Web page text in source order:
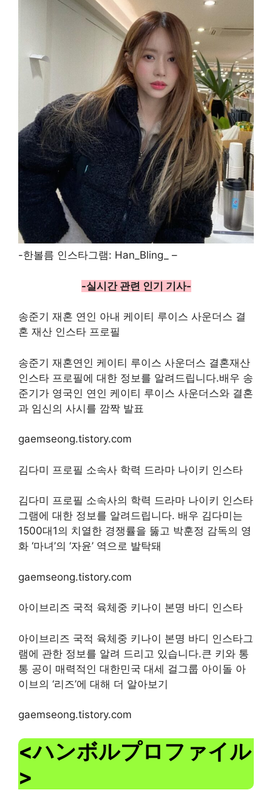
-한볼름 인스타그램: Han_Bling_ –
-실시간 관련 인기 기사-
송준기 재혼 연인 아내 케이티 루이스 사운더스 결
혼 재산 인스타 프로필
송준기 재혼연인 케이티 루이스 사운더스 결혼재산
인스타 프로필에 대한 정보를 알려드립니다.배우 송
준기가 영국인 연인 케이티 루이스 사운더스와 결혼
과 임신의 사시를 깜짝 발표
gaemseong.tistory.com
김다미 프로필 소속사 학력 드라마 나이키 인스타
김다미 프로필 소속사의 학력 드라마 나이키 인스타
그램에 대한 정보를 알려드립니다. 배우 김다미는
1500대1의 치열한 경쟁률을 뚫고 박훈정 감독의 영
화 ‘마녀’의 ‘자윤’ 역으로 발탁돼
gaemseong.tistory.com
아이브리즈 국적 육체중 키나이 본명 바디 인스타
아이브리즈 국적 육체중 키나이 본명 바디 인스타그
램에 관한 정보를 알려 드리고 있습니다.큰 키와 통
통 공이 매력적인 대한민국 대세 걸그룹 아이돌 아
이브의 ‘리즈’에 대해 더 알아보기
gaemseong.tistory.com
<ハンボルプロファイル
>